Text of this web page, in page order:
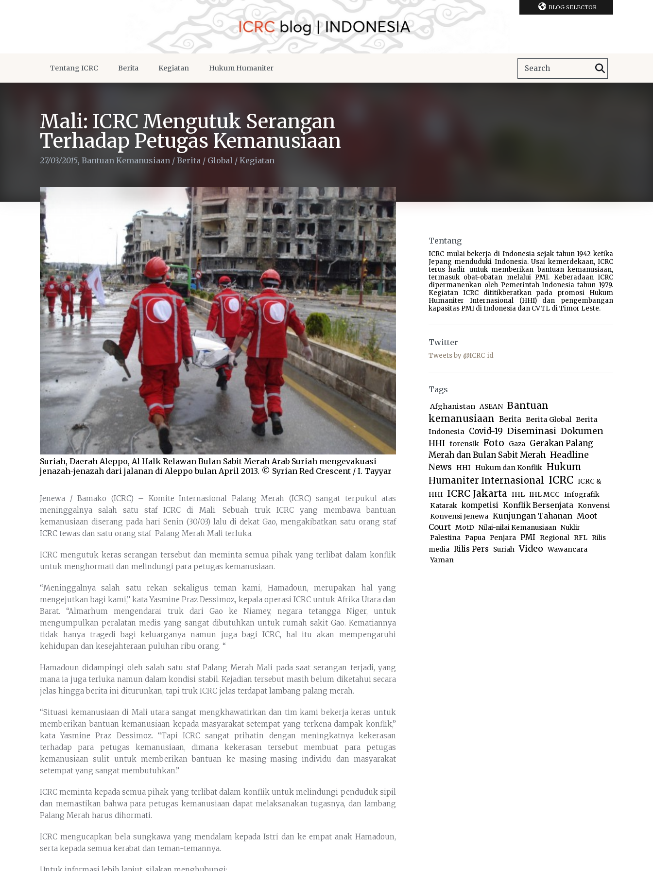
BLOG SELECTOR
Tentang ICRC Berita Kegiatan Hukum Humaniter
Mali: ICRC Mengutuk Serangan
Terhadap Petugas Kemanusiaan
27/03/2015, Bantuan Kemanusiaan / Berita / Global / Kegiatan
Suriah, Daerah Aleppo, Al Halk Relawan Bulan Sabit Merah Arab Suriah mengevakuasi
jenazah-jenazah dari jalanan di Aleppo bulan April 2013. © Syrian Red Crescent / I. Tayyar
Jenewa / Bamako (ICRC) – Komite Internasional Palang Merah (ICRC) sangat terpukul atas
meninggalnya salah satu staf ICRC di Mali. Sebuah truk ICRC yang membawa bantuan
kemanusiaan diserang pada hari Senin (30/03) lalu di dekat Gao, mengakibatkan satu orang staf
ICRC tewas dan satu orang staf Palang Merah Mali terluka.
ICRC mengutuk keras serangan tersebut dan meminta semua pihak yang terlibat dalam konflik
untuk menghormati dan melindungi para petugas kemanusiaan.
“Meninggalnya salah satu rekan sekaligus teman kami, Hamadoun, merupakan hal yang
mengejutkan bagi kami,” kata Yasmine Praz Dessimoz, kepala operasi ICRC untuk Afrika Utara dan
Barat. “Almarhum mengendarai truk dari Gao ke Niamey, negara tetangga Niger, untuk
mengumpulkan peralatan medis yang sangat dibutuhkan untuk rumah sakit Gao. Kematiannya
tidak hanya tragedi bagi keluarganya namun juga bagi ICRC, hal itu akan mempengaruhi
kehidupan dan kesejahteraan puluhan ribu orang. “
Hamadoun didampingi oleh salah satu staf Palang Merah Mali pada saat serangan terjadi, yang
mana ia juga terluka namun dalam kondisi stabil. Kejadian tersebut masih belum diketahui secara
jelas hingga berita ini diturunkan, tapi truk ICRC jelas terdapat lambang palang merah.
“Situasi kemanusiaan di Mali utara sangat mengkhawatirkan dan tim kami bekerja keras untuk
memberikan bantuan kemanusiaan kepada masyarakat setempat yang terkena dampak konflik,”
kata Yasmine Praz Dessimoz. “Tapi ICRC sangat prihatin dengan meningkatnya kekerasan
terhadap para petugas kemanusiaan, dimana kekerasan tersebut membuat para petugas
kemanusiaan sulit untuk memberikan bantuan ke masing-masing individu dan masyarakat
setempat yang sangat membutuhkan.”
ICRC meminta kepada semua pihak yang terlibat dalam konflik untuk melindungi penduduk sipil
dan memastikan bahwa para petugas kemanusiaan dapat melaksanakan tugasnya, dan lambang
Palang Merah harus dihormati.
ICRC mengucapkan bela sungkawa yang mendalam kepada Istri dan ke empat anak Hamadoun,
serta kepada semua kerabat dan teman-temannya.
Tentang
ICRC mulai bekerja di Indonesia sejak tahun 1942 ketika
Jepang menduduki Indonesia. Usai kemerdekaan, ICRC
terus hadir untuk memberikan bantuan kemanusiaan,
termasuk obat-obatan melalui PMI. Keberadaan ICRC
dipermanenkan oleh Pemerintah Indonesia tahun 1979.
Kegiatan ICRC dititikberatkan pada promosi Hukum
Humaniter Internasional (HHI) dan pengembangan
kapasitas PMI di Indonesia dan CVTL di Timor Leste.
Twitter
Tweets by @ICRC_id
Tags
Afghanistan ASEAN Bantuan
kemanusiaan Berita Berita Global Berita
Indonesia Covid-19 Diseminasi Dokumen
HHI forensik Foto Gaza Gerakan Palang
Merah dan Bulan Sabit Merah Headline
News
HHI Hukum dan Konflik Hukum
Humaniter Internasional ICRC ICRC &
HHI ICRC Jakarta IHL IHL MCC Infografik
Katarak kompetisi Konflik Bersenjata Konvensi
Konvensi Jenewa Kunjungan Tahanan Moot
Court MotD Nilai-nilai Kemanusiaan Nuklir
Palestina
Papua Penjara PMI Regional RFL
Rilis
media Rilis Pers Suriah Video Wawancara
Yaman